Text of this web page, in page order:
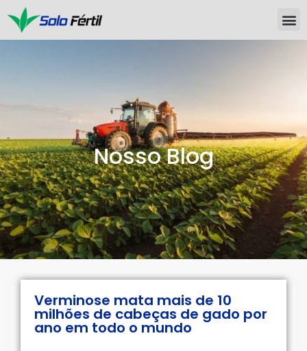
Nosso Blog
Verminose mata mais de 10
milhões de cabeças de gado por
ano em todo o mundo